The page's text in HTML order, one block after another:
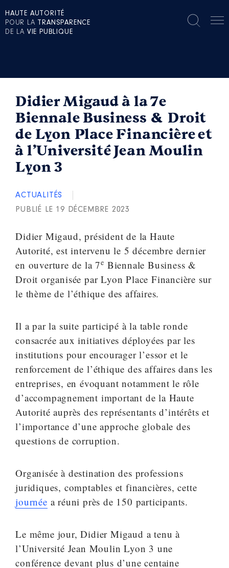
HAUTE AUTORITÉ
POUR LA TRANSPARENCE
DE LA VIE PUBLIQUE
Didier Migaud à la 7e
Biennale Business & Droit
de Lyon Place Financière et
à l’Université Jean Moulin
Lyon 3
ACTUALITÉS
PUBLIÉ LE 19 DÉCEMBRE 2023
Didier Migaud, président de la Haute
Autorité, est intervenu le 5 décembre dernier
en ouverture de la 7e Biennale Business &
Droit organisée par Lyon Place Financière sur
le thème de l’éthique des affaires.
Il a par la suite participé à la table ronde
consacrée aux initiatives déployées par les
institutions pour encourager l’essor et le
renforcement de l’éthique des affaires dans les
entreprises, en évoquant notamment le rôle
d’accompagnement important de la Haute
Autorité auprès des représentants d’intérêts et
l’importance d’une approche globale des
questions de corruption.
Organisée à destination des professions
juridiques, comptables et financières, cette
journée a réuni près de 150 participants.
Le même jour, Didier Migaud a tenu à
l’Université Jean Moulin Lyon 3 une
conférence devant plus d’une centaine